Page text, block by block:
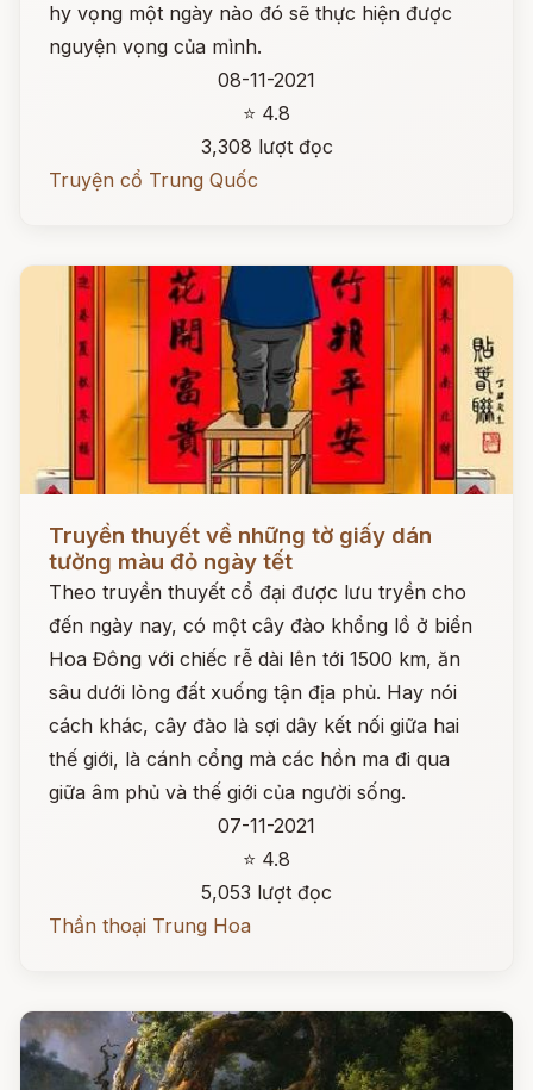
hy vọng một ngày nào đó sẽ thực hiện được
nguyện vọng của mình.
08-11-2021
⭐ 4.8
3,308 lượt đọc
Truyện cổ Trung Quốc
Đọc ngay
Truyền thuyết về những tờ giấy dán
tường màu đỏ ngày tết
Theo truyền thuyết cổ đại được lưu tryền cho
đến ngày nay, có một cây đào khổng lồ ở biển
Hoa Đông với chiếc rễ dài lên tới 1500 km, ăn
sâu dưới lòng đất xuống tận địa phủ. Hay nói
cách khác, cây đào là sợi dây kết nối giữa hai
thế giới, là cánh cổng mà các hồn ma đi qua
giữa âm phủ và thế giới của người sống.
07-11-2021
⭐ 4.8
5,053 lượt đọc
Thần thoại Trung Hoa